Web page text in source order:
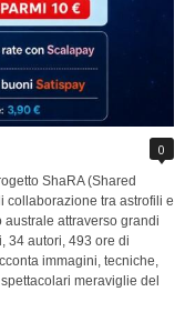
0
ShaRA (Shared
collaborazione tra astrofili e
attraverso grandi
34 autori, 493 ore di
immagini, tecniche,
meraviglie del